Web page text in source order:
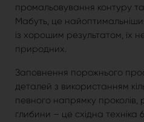
промальовування контуру
Мабуть, це
із хорошим результатом, їх
природних.
Заповнення порожнього
деталей з використанням
певного напрямку проколів,
глибини – це східна техніка